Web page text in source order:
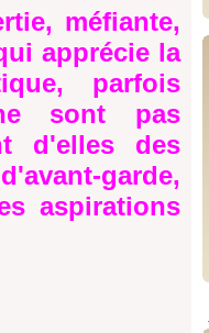
méfiante,
apprécie la
parfois
sont pas
d'elles des
garde,
aspirations